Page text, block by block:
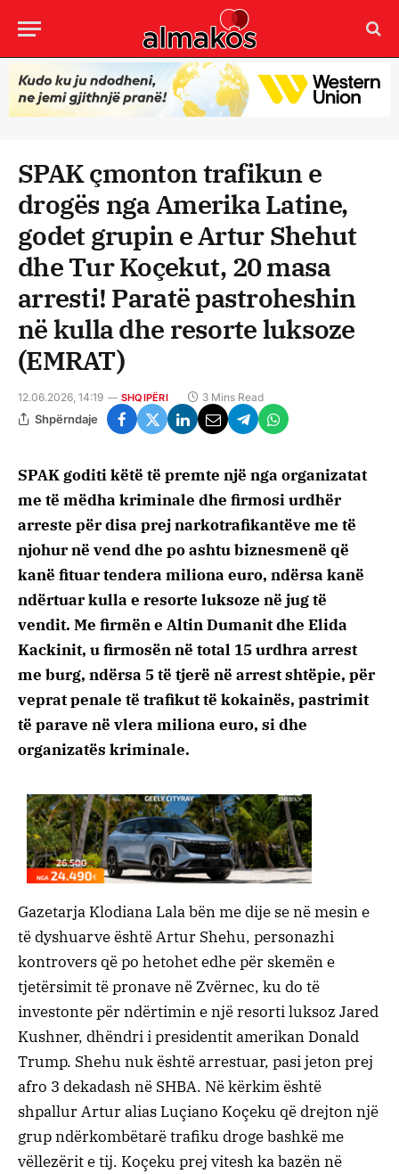
SPAK çmonton trafikun e
drogës nga Amerika Latine,
godet grupin e Artur Shehut
dhe Tur Koçekut, 20 masa
arresti! Paratë pastroheshin
në kulla dhe resorte luksoze
(EMRAT)
12.06.2026, 14:19 SHQIPËRI 3 Mins Read
Shpërndaje
SPAK goditi këtë të premte një nga organizatat
me të mëdha kriminale dhe firmosi urdhër
arreste për disa prej narkotrafikantëve me të
njohur në vend dhe po ashtu biznesmenë që
kanë fituar tendera miliona euro, ndërsa kanë
ndërtuar kulla e resorte luksoze në jug të
vendit. Me firmën e Altin Dumanit dhe Elida
Kackinit, u firmosën në total 15 urdhra arrest
me burg, ndërsa 5 të tjerë në arrest shtëpie, për
veprat penale të trafikut të kokainës, pastrimit
të parave në vlera miliona euro, si dhe
organizatës kriminale.
Gazetarja Klodiana Lala bën me dije se në mesin e
të dyshuarve është Artur Shehu, personazhi
kontrovers që po hetohet edhe për skemën e
tjetërsimit të pronave në Zvërnec, ku do të
investonte për ndërtimin e një resorti luksoz Jared
Kushner, dhëndri i presidentit amerikan Donald
Trump. Shehu nuk është arrestuar, pasi jeton prej
afro 3 dekadash në SHBA. Në kërkim është
shpallur Artur alias Luçiano Koçeku që drejton një
grup ndërkombëtarë trafiku droge bashkë me
vëllezërit e tij. Koçeku prej vitesh ka bazën në